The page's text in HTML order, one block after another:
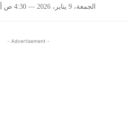
الجمعة، 9 يناير، 2026 — 4:30 ص
- Advertisement -